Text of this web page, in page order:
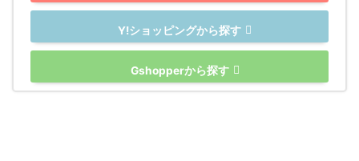
Y!ショッピングから探す
Gshopperから探す